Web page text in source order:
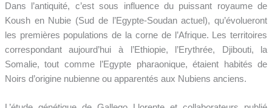
Dans l’antiquité, c’est sous influence du puissant royaume de
Koush en Nubie (Sud de l’Egypte-Soudan actuel), qu’évolueront
les premières populations de la corne de l’Afrique. Les territoires
correspondant aujourd’hui à l’Ethiopie, l’Erythrée, Djibouti, la
Somalie, tout comme l’Egypte pharaonique, étaient habités de
Noirs d’origine nubienne ou apparentés aux Nubiens anciens.